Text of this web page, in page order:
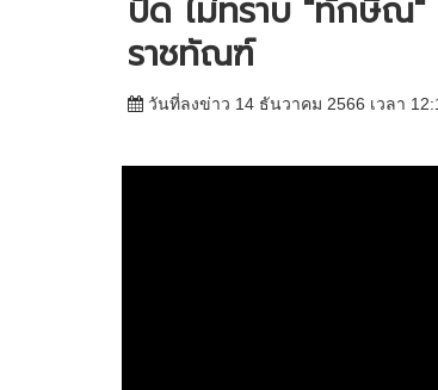
ปัด ไม่ทราบ "ทักษิณ"
ราชทัณฑ์
วันที่ลงข่าว 14 ธันวาคม 2566 เวลา